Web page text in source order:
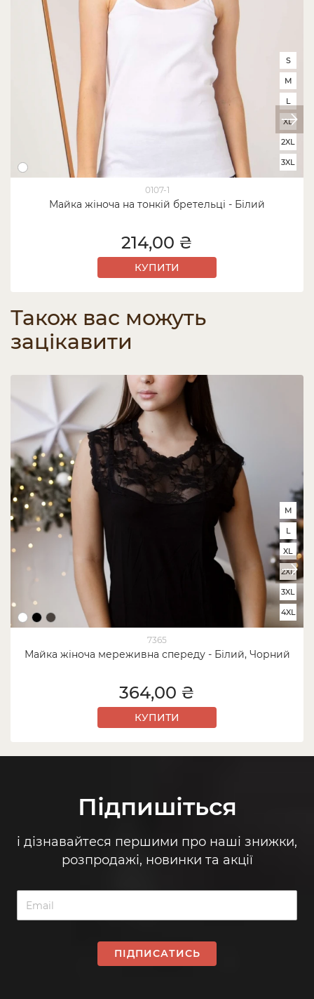
0107-1
Майка жіноча на тонкій бретельці - Білий
S
M
L
XL
2XL
3XL
214,00 ₴
КУПИТИ
Також вас можуть
зацікавити
7365
Майка жіноча мереживна спереду - Білий, Чорний
M
L
XL
2XL
3XL
4XL
364,00 ₴
КУПИТИ
Підпишіться
і дізнавайтеся першими про наші знижки,
розпродажі, новинки та акції
ПІДПИСАТИСЬ